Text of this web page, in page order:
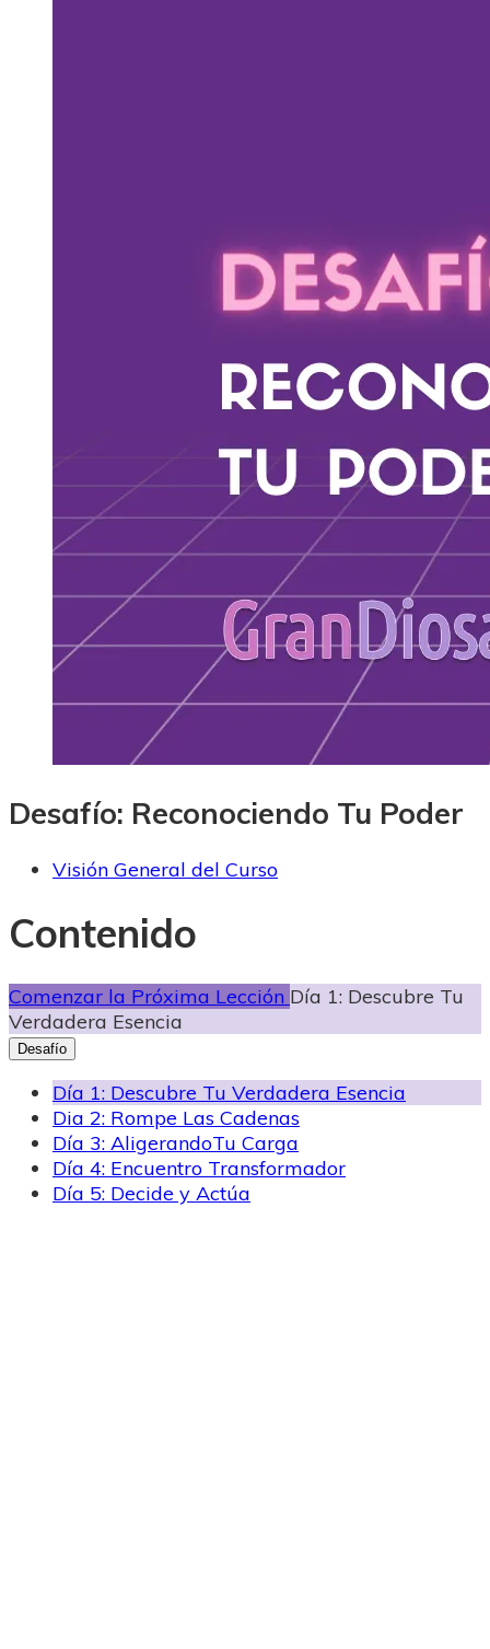
Desafío: Reconociendo Tu Poder
Visión General del Curso
Contenido
Comenzar la Próxima Lección Día 1: Descubre Tu
Verdadera Esencia
Desafío
Día 1: Descubre Tu Verdadera Esencia
Dia 2: Rompe Las Cadenas
Día 3: AligerandoTu Carga
Día 4: Encuentro Transformador
Día 5: Decide y Actúa